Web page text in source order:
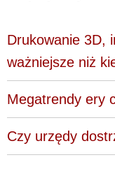
Drukowanie 3D,
ważniejsze niż
Megatrendy ery
Czy urzędy